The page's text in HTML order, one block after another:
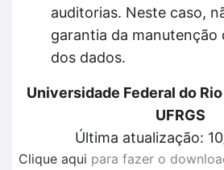
auditorias. Neste caso,
garantia da manutenção
dos dados.
Universidade Federal do
UFRGS
Última atualização:
Clique aqui para fazer o